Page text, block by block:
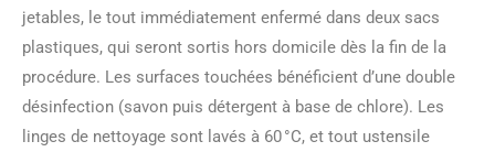
jetables, le tout immédiatement enfermé dans deux sacs
plastiques, qui seront sortis hors domicile dès la fin de la
procédure. Les surfaces touchées bénéficient d’une double
désinfection (savon puis détergent à base de chlore). Les
linges de nettoyage sont lavés à 60 °C, et tout ustensile